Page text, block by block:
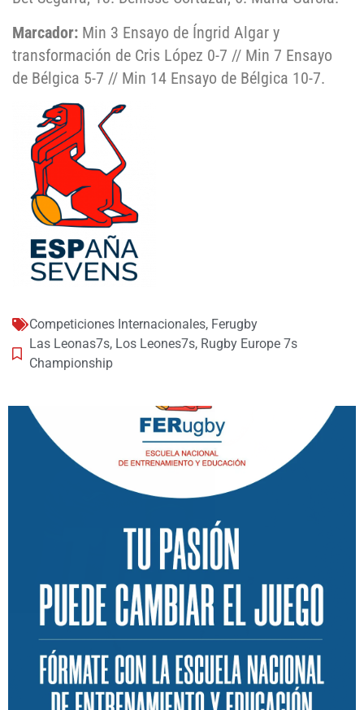
Marcador: Min 3 Ensayo de Íngrid Algar y
transformación de Cris López 0-7 // Min 7 Ensayo
de Bélgica 5-7 // Min 14 Ensayo de Bélgica 10-7.
Competiciones Internacionales, Ferugby
Las Leonas7s, Los Leones7s, Rugby Europe 7s
Championship